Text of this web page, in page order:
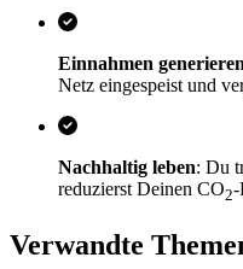
Einnahmen generieren
Netz eingespeist und
Nachhaltig leben: Du
reduzierst Deinen CO2-
Verwandte